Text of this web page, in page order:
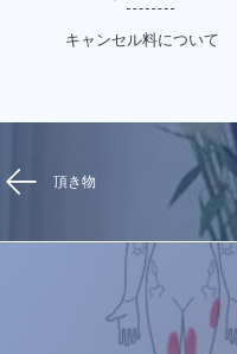
キャンセル料について
頂き物